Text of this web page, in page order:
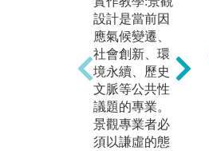
設計是當前因
應氣候變遷、
社會創新、環
境永續、歷史
文脈等公共性
議題的專業。
景觀專業者必
須以謙虛的態